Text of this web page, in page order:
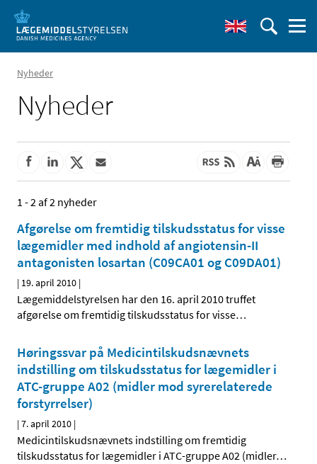
Nyheder
Nyheder
1 - 2 af 2 nyheder
Afgørelse om fremtidig tilskudsstatus for visse
lægemidler med indhold af angiotensin-II
antagonisten losartan (C09CA01 og C09DA01)
| 19. april 2010 |
Lægemiddelstyrelsen har den 16. april 2010 truffet
afgørelse om fremtidig tilskudsstatus for visse…
Høringssvar på Medicintilskudsnævnets
indstilling om tilskudsstatus for lægemidler i
ATC-gruppe A02 (midler mod syrerelaterede
forstyrrelser)
|7. april 2010 |
Medicintilskudsnævnets indstilling om fremtidig
tilskudsstatus for lægemidler i ATC-gruppe A02 (midler…